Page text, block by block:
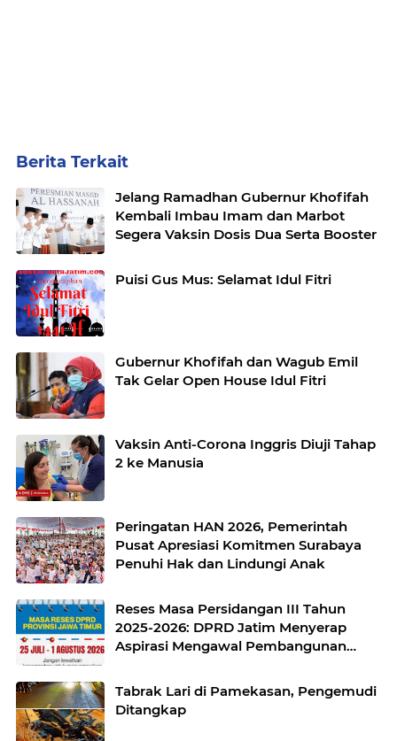
Berita Terkait
Jelang Ramadhan Gubernur Khofifah
Kembali Imbau Imam dan Marbot
Segera Vaksin Dosis Dua Serta Booster
Puisi Gus Mus: Selamat Idul Fitri
Gubernur Khofifah dan Wagub Emil
Tak Gelar Open House Idul Fitri
Vaksin Anti-Corona Inggris Diuji Tahap
2 ke Manusia
Peringatan HAN 2026, Pemerintah
Pusat Apresiasi Komitmen Surabaya
Penuhi Hak dan Lindungi Anak
Reses Masa Persidangan III Tahun
2025-2026: DPRD Jatim Menyerap
Aspirasi Mengawal Pembangunan
Tabrak Lari di Pamekasan, Pengemudi
Ditangkap